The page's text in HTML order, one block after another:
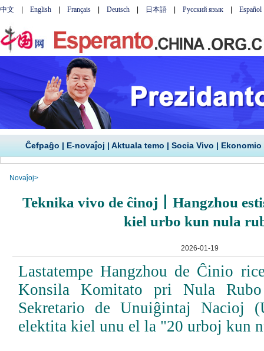
Ĉefpaĝo | E-novaĵoj | Aktuala temo | Socia Vivo | Ekonomio
Novaĵoj>
Teknika vivo de ĉinoj丨Hangzhou
kiel urbo kun nula
2026-01-19
Lastatempe Hangzhou de Ĉinio
Konsila Komitato pri Nula
Sekretario de Unuiĝintaj Nacioj
elektita kiel unu el la "20 urboj kun